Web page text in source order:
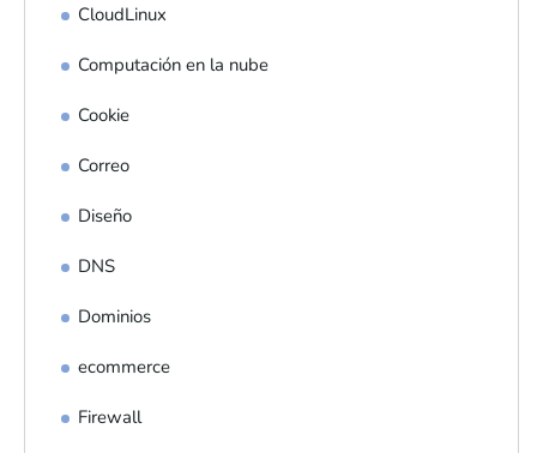
CloudLinux
Computación en la nube
Cookie
Correo
Diseño
DNS
Dominios
ecommerce
Firewall